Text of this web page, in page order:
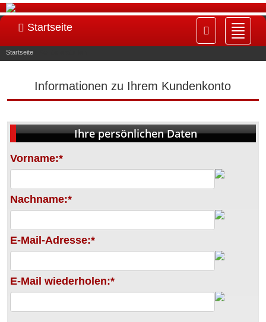
ein-/
Startseite
Startseite
Informationen zu Ihrem Kundenkonto
Ihre persönlichen Daten
Vorname:*
Nachname:*
E-Mail-Adresse:*
E-Mail wiederholen:*